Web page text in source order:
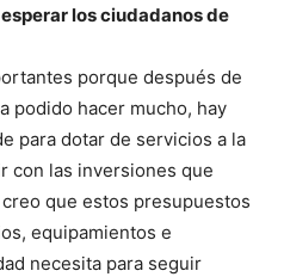
los ciudadanos de
porque después de
podido hacer mucho, hay
para dotar de servicios a la
con las inversiones que
que estos presupuestos
equipamientos e
necesita para seguir